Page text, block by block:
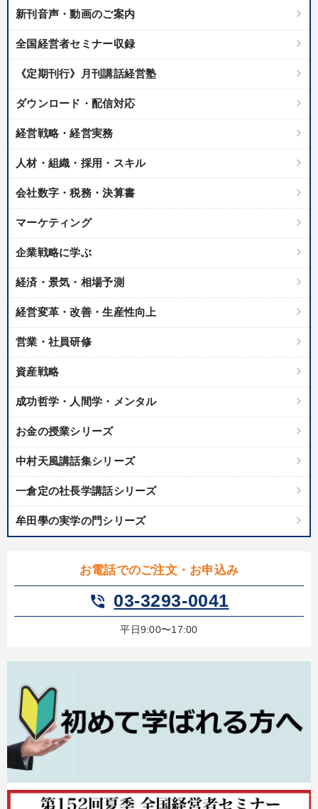
製造業 卸売・小売・飲食業
IT・サービス・金融業
M&A 資産運用
コロナ禍対策 両利きの経営
ondemand_video 経営音声・動画を探す
全国経営者セミナー収録物以外の経営教材（全762タイトル）からお探
しいただけます
カテゴリー
【12月】音声・映像 会社のパフォーマンスを高める講話
最新刊・戦略参謀ChatGPT実戦法と中小企業のDXと講話ご案内
資産戦略
2025年夏季全国経営者セミナー収録講演ＣＤ・講演ＤＶＤ・デジ
タル版（音声／動画ストリーミング・ダウンロード）
後継社長・アトツギ 組織と人を動かすマネジメント力を磨く
【最新刊】精神科医・和田秀樹の「老いない力」＋健康な社長と
会社をつくる厳選講話
仕事のスキルと人間力を高める知恵を身につける
社長の姿勢を学びたい
財務・数字力の向上 業績を伸ばしたい
パフォーマンス向上
キーワード
新刊音声・動画のご案内
全国経営者セミナー収録
《定期刊行》月刊講話経営塾
ダウンロード・配信対応
経営戦略・経営実務
人材・組織・採用・スキル
会社数字・税務・決算書
マーケティング
企業戦略に学ぶ
経済・景気・相場予測
経営変革・改善・生産性向上
営業・社員研修
資産戦略
成功哲学・人間学・メンタル
お金の授業シリーズ
中村天風講話集シリーズ
一倉定の社長学講話シリーズ
牟田學の実学の門シリーズ
お電話でのご注文・お申込み
phone_in_talk 03-3293-0041
平日9:00〜17:00